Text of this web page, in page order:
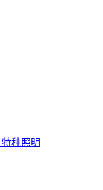
种照明